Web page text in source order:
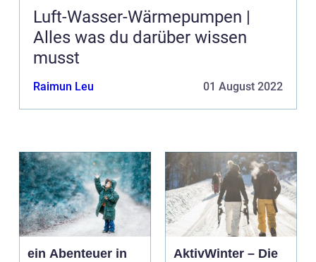
Luft-Wasser-Wärmepumpen |
Alles was du darüber wissen
musst
Raimun Leu 01 August 2022
ein Abenteuer in
AktivWinter – Die